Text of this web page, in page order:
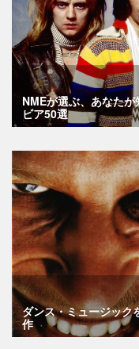
NMEが選ぶ、あなた
ビア50選
ダンス・ミュージック
作